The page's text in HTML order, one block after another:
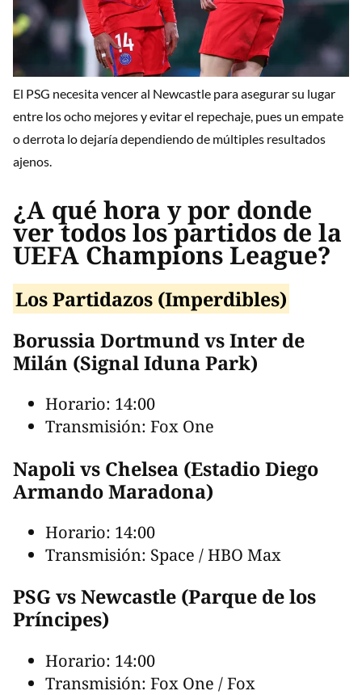
El PSG necesita vencer al Newcastle para asegurar su lugar
entre los ocho mejores y evitar el repechaje, pues un empate
o derrota lo dejaría dependiendo de múltiples resultados
ajenos.
¿A qué hora y por donde
ver todos los partidos de la
UEFA Champions League?
Los Partidazos (Imperdibles)
Borussia Dortmund vs Inter de
Milán (Signal Iduna Park)
Horario: 14:00
Transmisión: Fox One
Napoli vs Chelsea (Estadio Diego
Armando Maradona)
Horario: 14:00
Transmisión: Space / HBO Max
PSG vs Newcastle (Parque de los
Príncipes)
Horario: 14:00
Transmisión: Fox One / Fox